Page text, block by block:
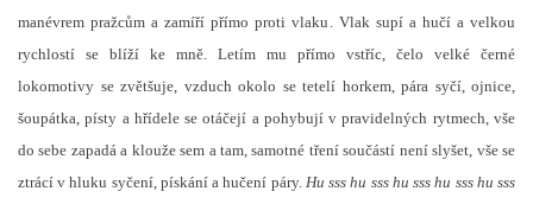
manévrem pražcům a zamíří přímo proti vlaku. Vlak supí a hučí a velkou
rychlostí se blíží ke mně. Letím mu přímo vstříc, čelo velké černé
lokomotivy se zvětšuje, vzduch okolo se tetelí horkem, pára syčí, ojnice,
šoupátka, písty a hřídele se otáčejí a pohybují v pravidelných rytmech, vše
do sebe zapadá a klouže sem a tam, samotné tření součástí není slyšet, vše se
ztrácí v hluku syčení, pískání a hučení páry. Hu sss hu sss hu sss hu sss hu sss